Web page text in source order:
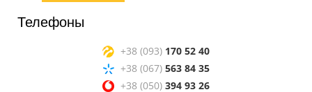
Телефоны
+38 (093) 170 52 40
+38 (067) 563 84 35
+38 (050) 394 93 26